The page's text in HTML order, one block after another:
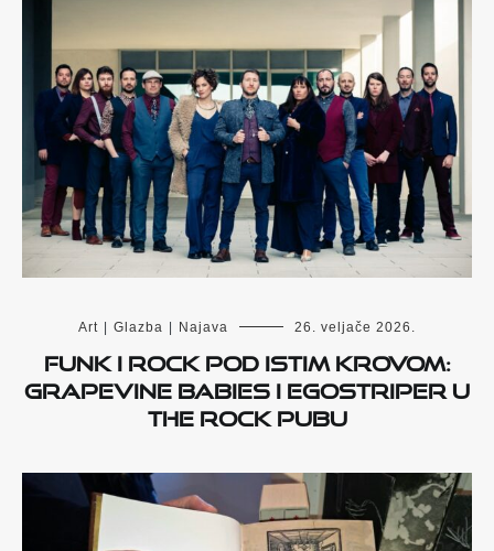
Art | Glazba | Najava 26. veljače 2026.
Funk i rock pod istim krovom:
Grapevine Babies i Egostriper u
The Rock Pubu